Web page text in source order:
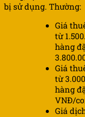
bị sử dụng. Thường:
Giá
từ
hàng
Giá
từ
hàng
VNĐ/
Giá